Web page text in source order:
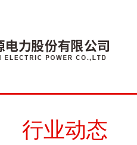
行业动态